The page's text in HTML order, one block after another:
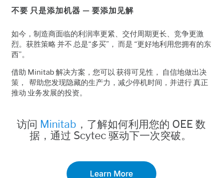
不要 只是添加机器 — 要添加见解
如今，制造商面临的利润率更紧、交付周期更长、竞争更激
烈。获胜策略 并不 总是“多买”， 而是 “更好地利用您拥有的东
西”。
借助 Minitab 解决方案，您可以 获得可见性， 自信地做出决
策， 帮助您发现隐藏的生产力，减少停机时间，并进行 真正
推动 业务发展的投资。
访问 Minitab ，了解如何利用您的 OEE 数
据，通过 Scytec 驱动下一次突破。